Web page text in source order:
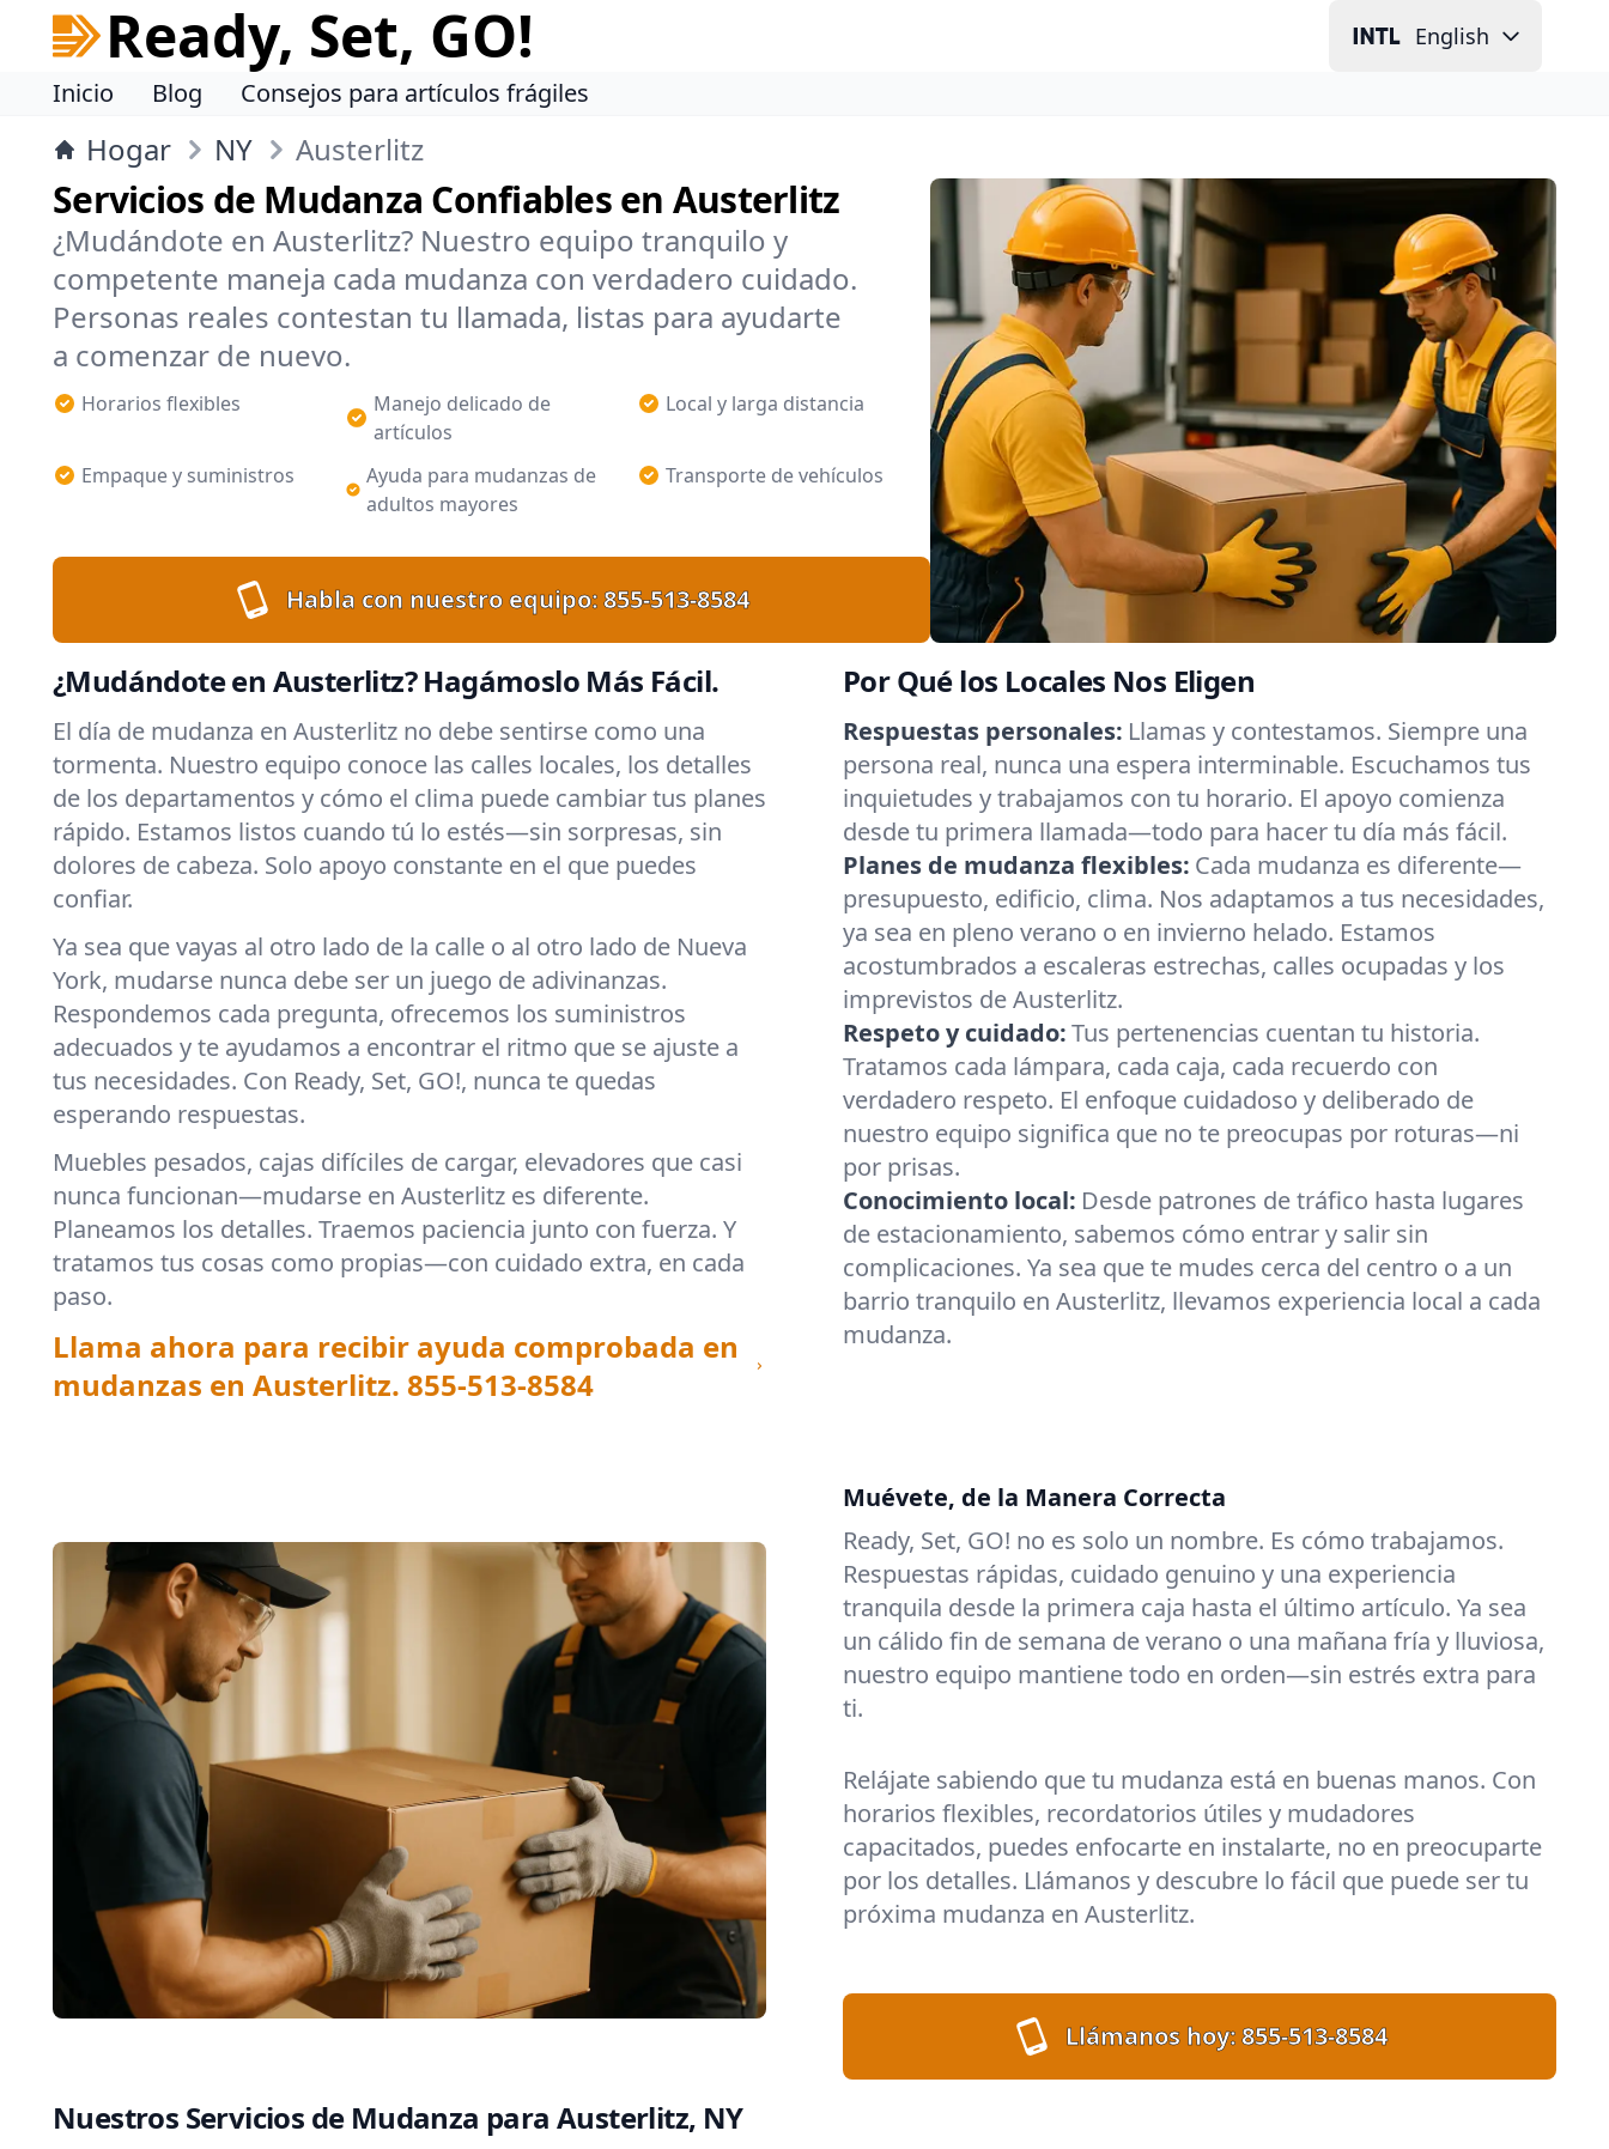
Ready, Set, GO! English
Inicio Blog Consejos para artículos frágiles
Hogar NY Austerlitz
Servicios de Mudanza Confiables en Austerlitz
¿Mudándote en Austerlitz? Nuestro equipo tranquilo y
competente maneja cada mudanza con verdadero cuidado.
Personas reales contestan tu llamada, listas para ayudarte
a comenzar de nuevo.
Horarios flexibles
Manejo delicado de
artículos
Local y larga distancia
Empaque y suministros
Ayuda para mudanzas de
adultos mayores
Transporte de vehículos
Habla con nuestro equipo:855-513-8584
¿Mudándote en Austerlitz? Hagámoslo Más Fácil.
El día de mudanza en Austerlitz no debe sentirse como una
tormenta. Nuestro equipo conoce las calles locales, los detalles
de los departamentos y cómo el clima puede cambiar tus planes
rápido. Estamos listos cuando tú lo estés—sin sorpresas, sin
dolores de cabeza. Solo apoyo constante en el que puedes
confiar.
Ya sea que vayas al otro lado de la calle o al otro lado de Nueva
York, mudarse nunca debe ser un juego de adivinanzas.
Respondemos cada pregunta, ofrecemos los suministros
adecuados y te ayudamos a encontrar el ritmo que se ajuste a
tus necesidades. Con Ready, Set, GO!, nunca te quedas
esperando respuestas.
Muebles pesados, cajas difíciles de cargar, elevadores que casi
nunca funcionan—mudarse en Austerlitz es diferente.
Planeamos los detalles. Traemos paciencia junto con fuerza. Y
tratamos tus cosas como propias—con cuidado extra, en cada
paso.
Llama ahora para recibir ayuda comprobada en
mudanzas en Austerlitz. 855-513-8584
Por Qué los Locales Nos Eligen
Respuestas personales: Llamas y contestamos. Siempre una
persona real, nunca una espera interminable. Escuchamos tus
inquietudes y trabajamos con tu horario. El apoyo comienza
desde tu primera llamada—todo para hacer tu día más fácil.
Planes de mudanza flexibles: Cada mudanza es diferente—
presupuesto, edificio, clima. Nos adaptamos a tus necesidades,
ya sea en pleno verano o en invierno helado. Estamos
acostumbrados a escaleras estrechas, calles ocupadas y los
imprevistos de Austerlitz.
Respeto y cuidado:Tus pertenencias cuentan tu historia.
Tratamos cada lámpara, cada caja, cada recuerdo con
verdadero respeto. El enfoque cuidadoso y deliberado de
nuestro equipo significa que no te preocupas por roturas—ni
por prisas.
Conocimiento local: Desde patrones de tráfico hasta lugares
de estacionamiento, sabemos cómo entrar y salir sin
complicaciones. Ya sea que te mudes cerca del centro o a un
barrio tranquilo en Austerlitz, llevamos experiencia local a cada
mudanza.
Muévete, de la Manera Correcta
Ready, Set, GO! no es solo un nombre. Es cómo trabajamos.
Respuestas rápidas, cuidado genuino y una experiencia
tranquila desde la primera caja hasta el último artículo. Ya sea
un cálido fin de semana de verano o una mañana fría y lluviosa,
nuestro equipo mantiene todo en orden—sin estrés extra para
ti.
Relájate sabiendo que tu mudanza está en buenas manos. Con
horarios flexibles, recordatorios útiles y mudadores
capacitados, puedes enfocarte en instalarte, no en preocuparte
por los detalles. Llámanos y descubre lo fácil que puede ser tu
próxima mudanza en Austerlitz.
Llámanos hoy:855-513-8584
Nuestros Servicios de Mudanza para Austerlitz, NY